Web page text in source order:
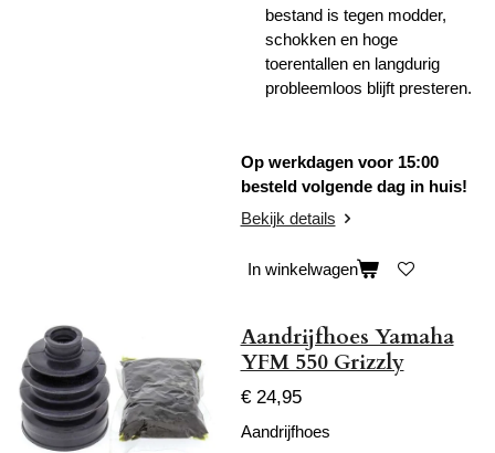
bestand is tegen modder,
schokken en hoge
toerentallen en langdurig
probleemloos blijft presteren.
Op werkdagen voor 15:00
besteld volgende dag in huis!
Bekijk details
In winkelwagen
Aandrijfhoes Yamaha
YFM 550 Grizzly
€ 24,95
Aandrijfhoes